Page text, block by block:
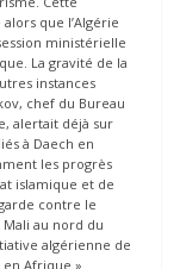
que l’Algérie
ministérielle
La gravité de la
instances
chef du Bureau
alertait déjà sur
à Daech en
les progrès
islamique et de
contre le
au nord du
algérienne de
Afrique »